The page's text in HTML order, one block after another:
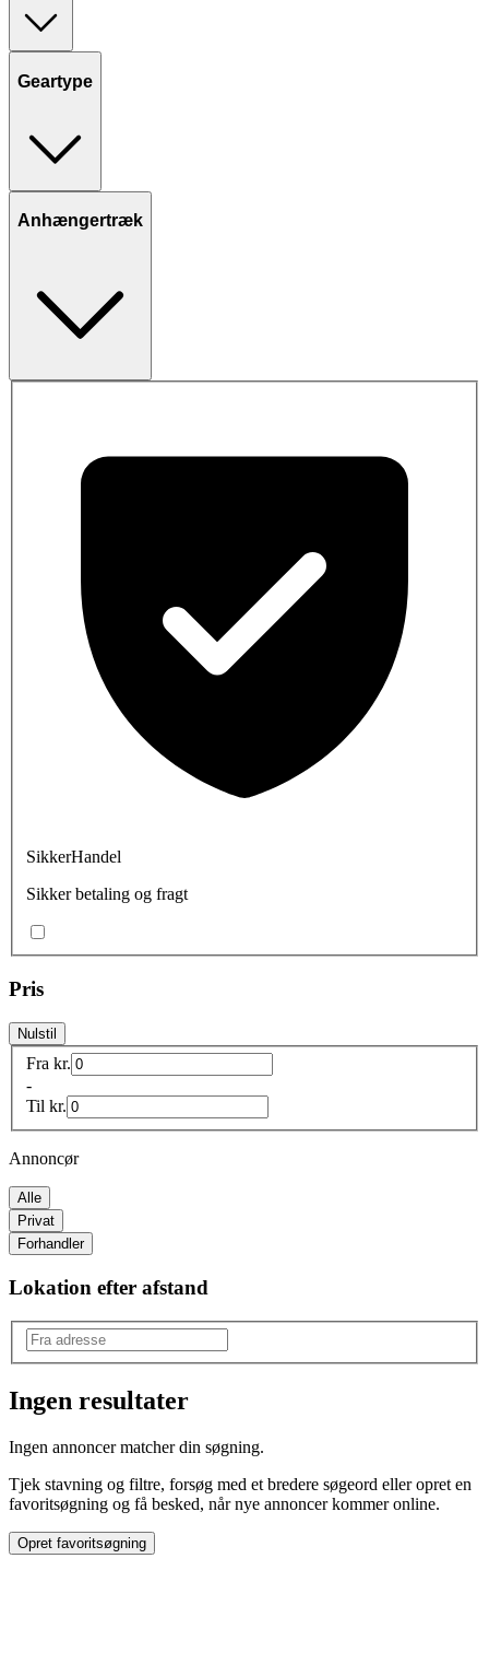
Geartype
Anhængertræk
SikkerHandel
Sikker betaling og fragt
Pris
Nulstil
Fra kr.
-
Til kr.
Annoncør
Alle
Privat
Forhandler
Lokation efter afstand
Peugeot
Ingen resultater
Ingen annoncer matcher din søgning.
Tjek stavning og filtre, forsøg med et bredere søgeord eller opret en
favoritsøgning og få besked, når nye annoncer kommer online.
Opret favoritsøgning